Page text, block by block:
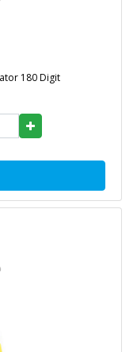
180 Digit